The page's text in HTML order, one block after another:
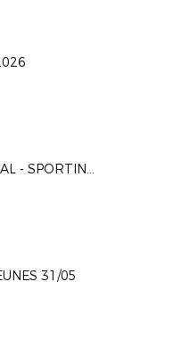
DIAMANT FUTSAL - SPORTING CLUB PARIS 4-2
31/05